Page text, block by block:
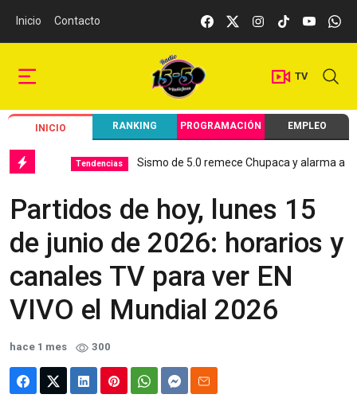
Inicio Contacto
TV
INICIO RANKING PROGRAMACIÓN EMPLEO
Tendencias Sismo de 5.0 remece Chupaca y alarma a Junín
Partidos de hoy, lunes 15
de junio de 2026: horarios y
canales TV para ver EN
VIVO el Mundial 2026
hace 1 mes 300